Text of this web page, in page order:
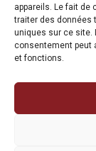
appareils. Le fait
traiter des données
uniques sur ce site.
consentement peut
et fonctions.
La RC n'est pas